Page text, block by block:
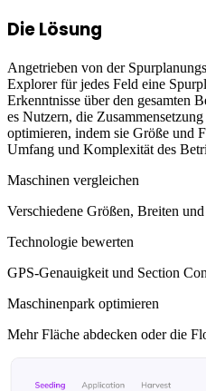
Die Lösung
Angetrieben von der
Explorer für jedes Feld eine
Erkenntnisse über den gesamten
es Nutzern, die
optimieren, indem sie Größe und
Umfang und Komplexität des
Maschinen vergleichen
Verschiedene Größen, Breiten
Technologie bewerten
GPS-Genauigkeit und Section
Maschinenpark optimieren
Mehr Fläche abdecken oder die